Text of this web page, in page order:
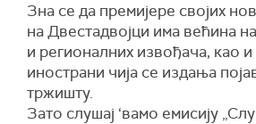
Зна се да премијере својих
на Двестадвојци има већина
и регионалних извођача, као
инострани чија се издања
тржишту.
Зато слушај ‘вамо емисију